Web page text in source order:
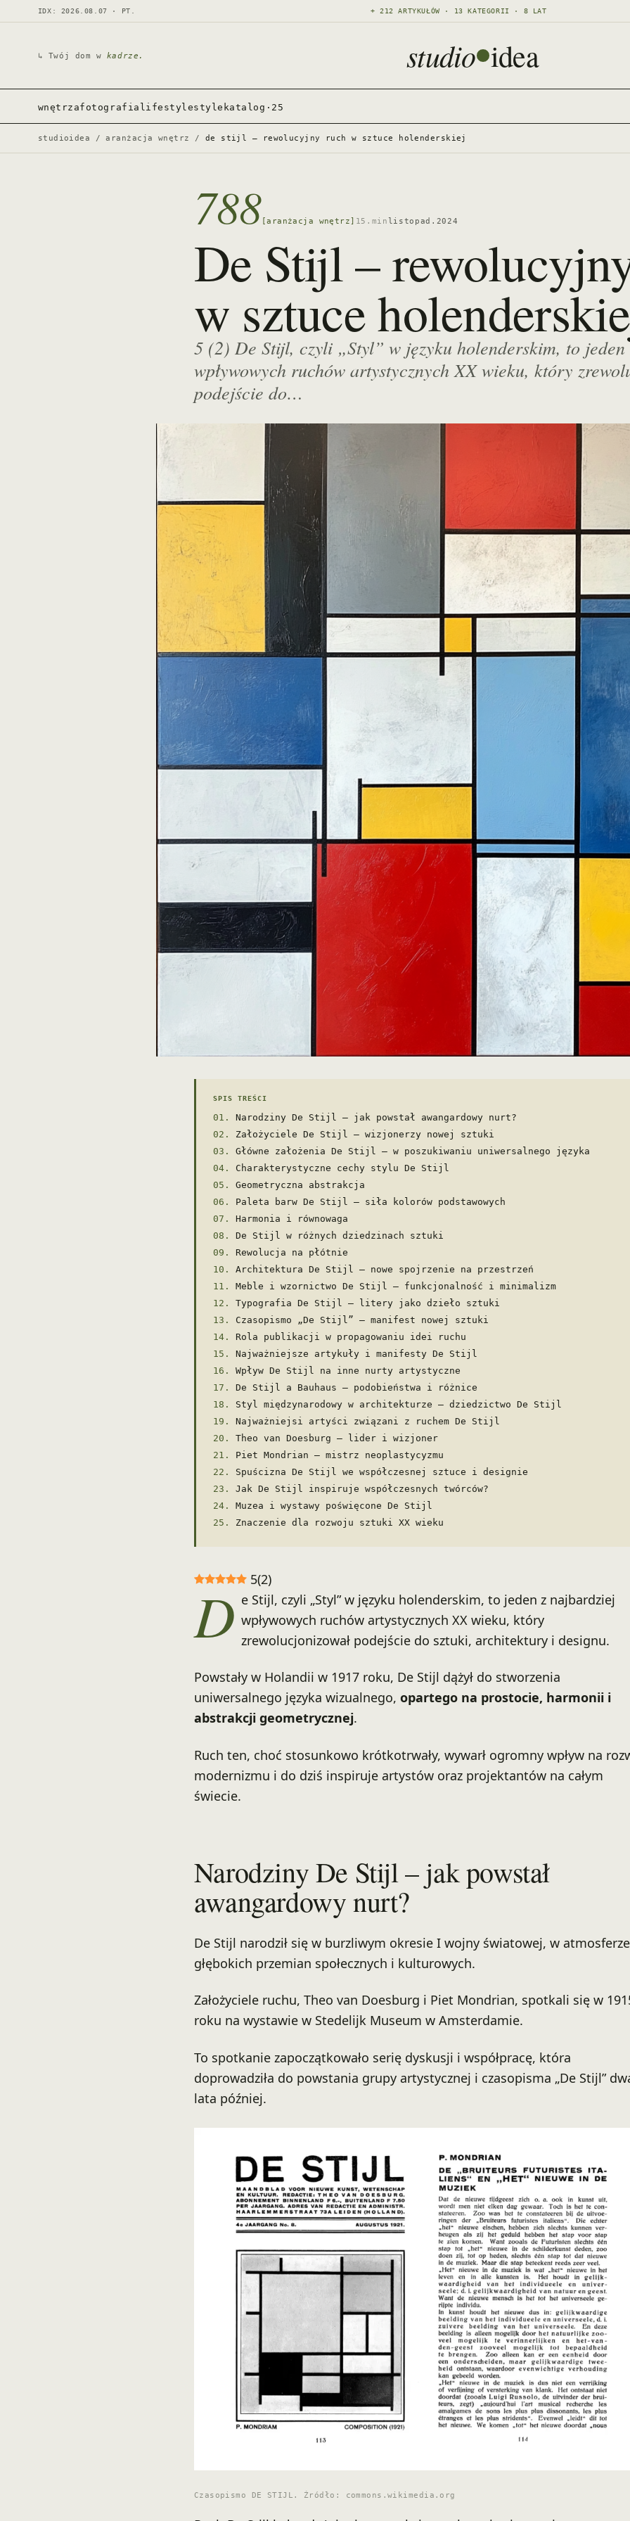
IDX: 2026.08.07 · PT. + 212 ARTYKUŁÓW · 13 KATEGORII · 8 LAT
↳ Twój dom w kadrze. studio idea
wnętrzafotografia lifestylestyle katalog·25
studioidea /aranżacja wnętrz / de stijl – rewolucyjny ruch w sztuce holenderskiej
788 [aranżacja wnętrz] 15.min listopad.2024
De Stijl –
w sztuce
5 (2) De Stijl, czyli „Styl” w języku holenderskim, to
wpływowych ruchów artystycznych XX wieku, który
podejście do…
SPIS TREŚCI
Narodziny De Stijl – jak powstał awangardowy nurt?
Założyciele De Stijl – wizjonerzy nowej sztuki
Główne założenia De Stijl – w poszukiwaniu uniwersalnego języka
Charakterystyczne cechy stylu De Stijl
Geometryczna abstrakcja
Paleta barw De Stijl – siła kolorów podstawowych
Harmonia i równowaga
De Stijl w różnych dziedzinach sztuki
Rewolucja na płótnie
Architektura De Stijl – nowe spojrzenie na przestrzeń
Meble i wzornictwo De Stijl – funkcjonalność i minimalizm
Typografia De Stijl – litery jako dzieło sztuki
Czasopismo „De Stijl” – manifest nowej sztuki
Rola publikacji w propagowaniu idei ruchu
Najważniejsze artykuły i manifesty De Stijl
Wpływ De Stijl na inne nurty artystyczne
De Stijl a Bauhaus – podobieństwa i różnice
Styl międzynarodowy w architekturze – dziedzictwo De Stijl
Najważniejsi artyści związani z ruchem De Stijl
Theo van Doesburg – lider i wizjoner
Piet Mondrian – mistrz neoplastycyzmu
Spuścizna De Stijl we współczesnej sztuce i designie
Jak De Stijl inspiruje współczesnych twórców?
Muzea i wystawy poświęcone De Stijl
Znaczenie dla rozwoju sztuki XX wieku
5(2)
D e Stijl, czyli „Styl” w języku holenderskim, to jeden z najbardziej
wpływowych ruchów artystycznych XX wieku, który
zrewolucjonizował podejście do sztuki, architektury i designu.
Powstały w Holandii w 1917 roku, De Stijl dążył do stworzenia
uniwersalnego języka wizualnego, opartego na prostocie, harmonii i
abstrakcji geometrycznej.
Ruch ten, choć stosunkowo krótkotrwały, wywarł ogromny wpływ na
modernizmu i do dziś inspiruje artystów oraz projektantów na całym
świecie.
Narodziny De Stijl – jak powstał
awangardowy nurt?
De Stijl narodził się w burzliwym okresie I wojny światowej, w atmosferze
głębokich przemian społecznych i kulturowych.
Założyciele ruchu, Theo van Doesburg i Piet Mondrian, spotkali się w
roku na wystawie w Stedelijk Museum w Amsterdamie.
To spotkanie zapoczątkowało serię dyskusji i współpracę, która
doprowadziła do powstania grupy artystycznej i czasopisma „De Stijl”
lata później.
Czasopismo DE STIJL. Źródło: commons.wikimedia.org